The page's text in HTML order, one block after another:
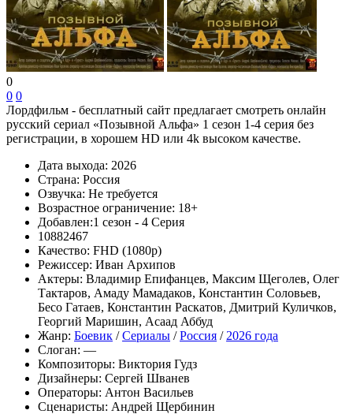
0
0 0
Лордфильм - бесплатный сайт предлагает смотреть онлайн
русский сериал «Позывной Альфа» 1 сезон 1-4 серия без
регистрации, в хорошем HD или 4k высоком качестве.
Дата выхода: 2026
Страна: Россия
Озвучка: Не требуется
Возрастное ограничение: 18+
Добавлен:1 сезон - 4 Серия
10882467
Качество: FHD (1080p)
Режиссер: Иван Архипов
Актеры: Владимир Епифанцев, Максим Щеголев, Олег
Тактаров, Амаду Мамадаков, Константин Соловьев,
Бесо Гатаев, Константин Раскатов, Дмитрий Куличков,
Георгий Маришин, Асаад Аббуд
Жанр: Боевик /Сериалы /Россия / 2026 года
Слоган: —
Композиторы: Виктория Гудз
Дизайнеры: Сергей Шванев
Операторы: Антон Васильев
Сценаристы: Андрей Щербинин